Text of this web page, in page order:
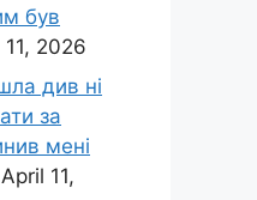
був
11, 2026
див ні
за
мені
April 11,